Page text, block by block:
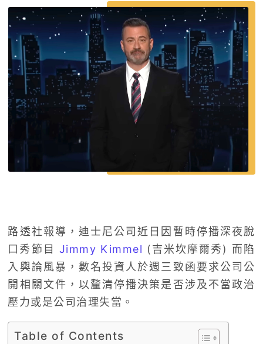
路透社報導，迪士尼公司近日因暫時停播深夜脫
口秀節目 Jimmy Kimmel (吉米坎摩爾秀) 而陷
入輿論風暴，數名投資人於週三致函要求公司公
開相關文件，以釐清停播決策是否涉及不當政治
壓力或是公司治理失當。
Table of Contents